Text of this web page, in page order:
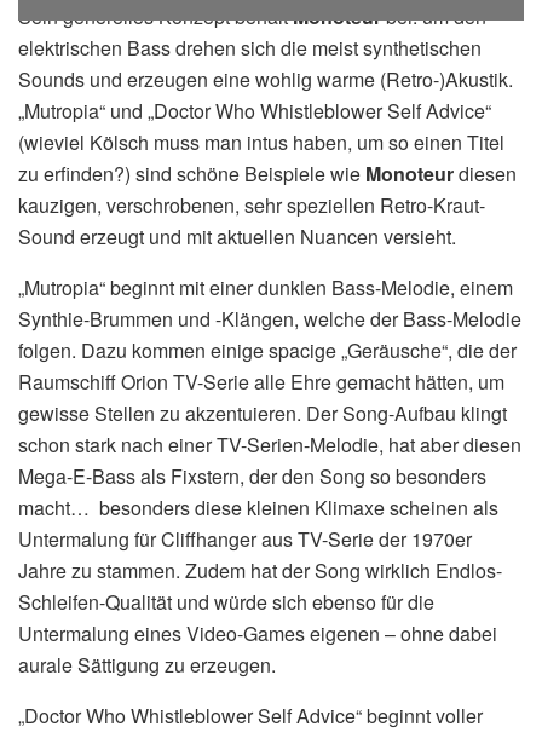
Sein generelles Konzept behältMonoteurbei: um den
elektrischen Bass drehen sich die meist synthetischen
Sounds und erzeugen eine wohlig warme (Retro-)Akustik.
„Mutropia“ und „Doctor Who Whistleblower Self Advice“
(wieviel Kölsch muss man intus haben, um so einen Titel
zu erfinden?) sind schöne Beispiele wie Monoteurdiesen
kauzigen, verschrobenen, sehr speziellen Retro-Kraut-
Sound erzeugt und mit aktuellen Nuancen versieht.
„Mutropia“ beginnt mit einer dunklen Bass-Melodie, einem
Synthie-Brummen und -Klängen, welche der Bass-Melodie
folgen. Dazu kommen einige spacige „Geräusche“, die der
Raumschiff Orion TV-Serie alle Ehre gemacht hätten, um
gewisse Stellen zu akzentuieren. Der Song-Aufbau klingt
schon stark nach einer TV-Serien-Melodie, hat aber diesen
Mega-E-Bass als Fixstern, der den Song so besonders
macht… besonders diese kleinen Klimaxe scheinen als
Untermalung für Cliffhanger aus TV-Serie der 1970er
Jahre zu stammen. Zudem hat der Song wirklich Endlos-
Schleifen-Qualität und würde sich ebenso für die
Untermalung eines Video-Games eigenen – ohne dabei
aurale Sättigung zu erzeugen.
„Doctor Who Whistleblower Self Advice“ beginnt voller